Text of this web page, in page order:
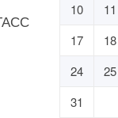
10
11
17
18
24
25
31